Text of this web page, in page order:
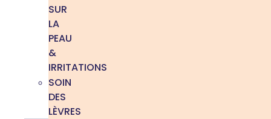
SUR
LA
PEAU
&
IRRITATIONS
SOIN
DES
LÈVRES